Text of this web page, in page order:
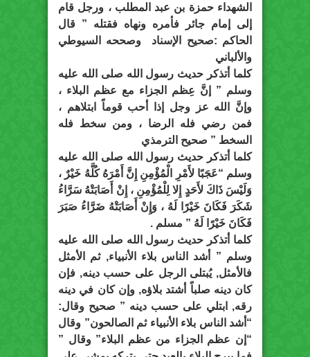
الشهداء حمزة بن عبد المطلب ، ورجل قام
إلى إمام جائر فأمره ونهاه فقتله ” قال
الحاكم :صحيح الإسناد وصححه السيوطي
والألباني
كلما أتذكر حديث رسول الله صلى الله عليه
وسلم ” إنَّ عِظم الجزاء مع عظم البلاء ،
وإنَّ الله عز وجل إذا أحب قوماً ابتلاهم ،
فمن رضي فله الرضا ، ومن سخط فله
السخط ” صحيح الترمذي
كلما أتذكر حديث رسول الله صلى الله عليه
وسلم “عَجَبًا لأَمْرِ الْمُؤْمِنِ إِنَّ أَمْرَهُ كُلَّهُ خَيْرٌ ،
وَلَيْسَ ذَاكَ لأَحَدٍ إِلا لِلْمُؤْمِنِ ، إِنْ أَصَابَتْهُ سَرَّاءُ
شَكَرَ فَكَانَ خَيْرًا لَهُ ، وَإِنْ أَصَابَتْهُ ضَرَّاءُ صَبَرَ
فَكَانَ خَيْرًا لَهُ ” مسلم .
كلما أتذكر حديث رسول الله صلى الله عليه
وسلم ” أشد الناس بلاء الأنبياء, ثم الأمثل
فالأمثل, يُبتلى الرجل على حسب دينه, فإن
كان دينه صلباً أشتد بلاؤه, وإن كان في دينه
رقه, ابتلي على حسب دينه ” صحيح وقال:
“أشد الناس بلاء الأنبياء ثم الصالحون” وقال
“إن عظم الجزاء من عظم البلاء” وقال ”